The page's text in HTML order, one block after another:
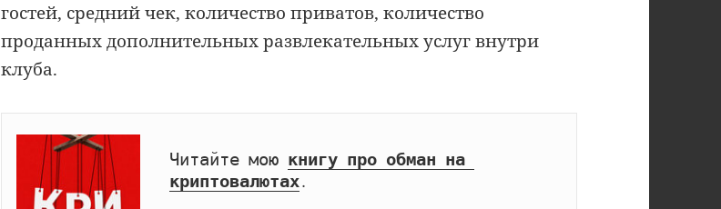
гостей, средний чек, количество приватов, количество
проданных дополнительных развлекательных услуг внутри
клуба.
Читайте мою книгу про обман на
криптовалютах.